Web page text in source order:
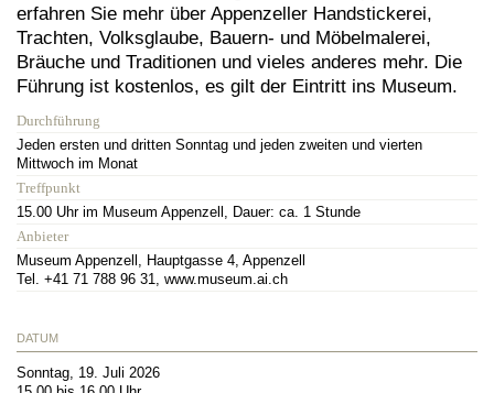
erfahren Sie mehr über Appenzeller Handstickerei,
Trachten, Volksglaube, Bauern- und Möbelmalerei,
Bräuche und Traditionen und vieles anderes mehr. Die
Führung ist kostenlos, es gilt der Eintritt ins Museum.
Durchführung
Jeden ersten und dritten Sonntag und jeden zweiten und vierten
Mittwoch im Monat
Treffpunkt
15.00 Uhr im Museum Appenzell, Dauer: ca. 1 Stunde
Anbieter
Museum Appenzell, Hauptgasse 4, Appenzell
Tel. +41 71 788 96 31, www.museum.ai.ch
DATUM
Sonntag, 19. Juli 2026